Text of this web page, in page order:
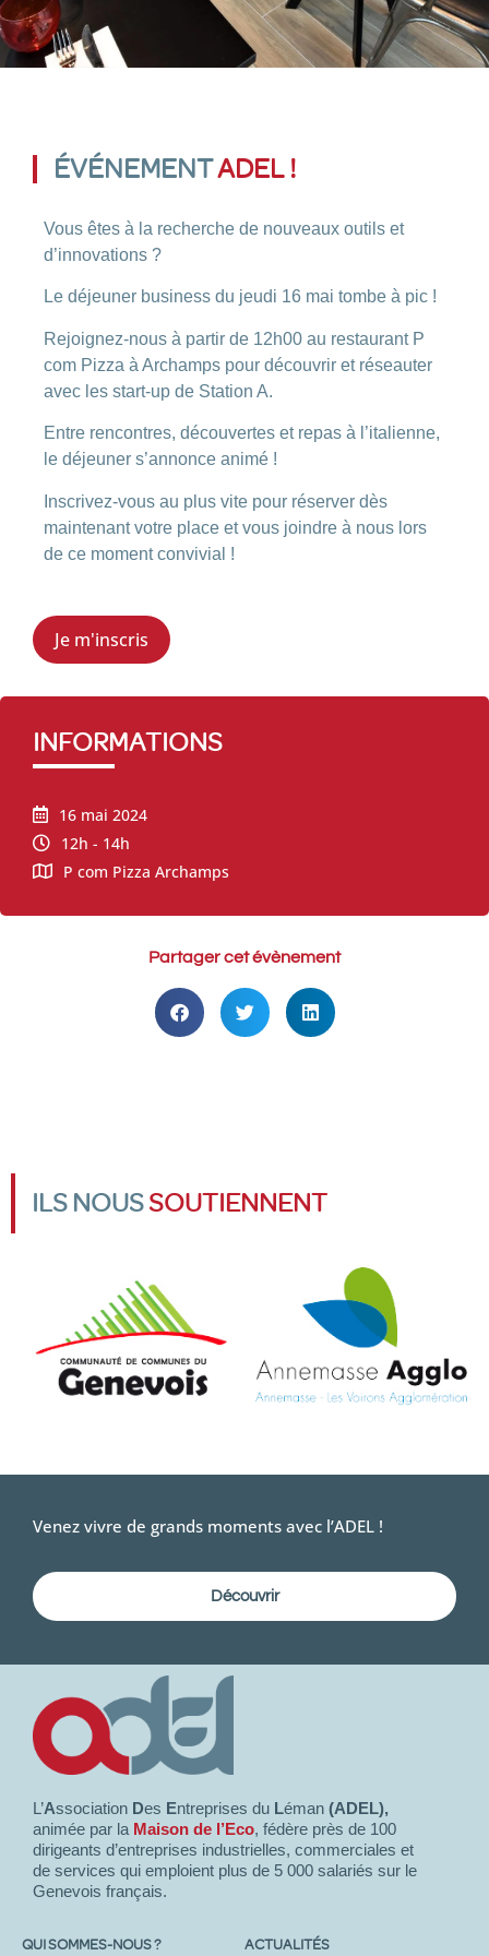
ÉVÉNEMENTADEL !
Vous êtes à la recherche de nouveaux outils et
d’innovations ?
Le déjeuner business du jeudi 16 mai tombe à pic !
Rejoignez-nous à partir de 12h00 au restaurant P
com Pizza à Archamps pour découvrir et réseauter
avec les start-up de Station A.
Entre rencontres, découvertes et repas à l’italienne,
le déjeuner s’annonce animé !
Inscrivez-vous au plus vite pour réserver dès
maintenant votre place et vous joindre à nous lors
de ce moment convivial !
Je m'inscris
INFORMATIONS
16 mai 2024
12h - 14h
P com Pizza Archamps
Partager cet évènement
ILS NOUSSOUTIENNENT
Venez vivre de grands moments avec l’ADEL !
Découvrir
L’Association Des Entreprises du Léman (ADEL),
animée par la Maison de l’Eco, fédère près de 100
dirigeants d’entreprises industrielles, commerciales et
de services qui emploient plus de 5 000 salariés sur le
Genevois français.
QUI SOMMES-NOUS ? ACTUALITÉS